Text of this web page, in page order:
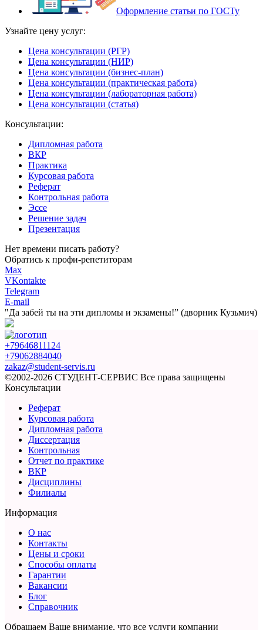
Оформление статьи по ГОСТу
Узнайте цену услуг:
Цена консультации (РГР)
Цена консультации (НИР)
Цена консультации (бизнес-план)
Цена консультации (практическая работа)
Цена консультации (лабораторная работа)
Цена консультации (статья)
Консультации:
Дипломная работа
ВКР
Практика
Курсовая работа
Реферат
Контрольная работа
Эссе
Решение задач
Презентация
Нет времени писать работу?
Обратись к профи-репетиторам
Max
VKontakte
Telegram
E-mail
"Да забей ты на эти дипломы и экзамены!” (дворник Кузьмич)
+79646811124
+79062884040
zakaz@student-servis.ru
©2002-2026 СТУДЕНТ-СЕРВИС Все права защищены
Консультации
Реферат
Курсовая работа
Дипломная работа
Диссертация
Контрольная
Отчет по практике
ВКР
Дисциплины
Филиалы
Информация
О нас
Контакты
Цены и сроки
Способы оплаты
Гарантии
Вакансии
Блог
Справочник
Обращаем Ваше внимание, что все услуги компании